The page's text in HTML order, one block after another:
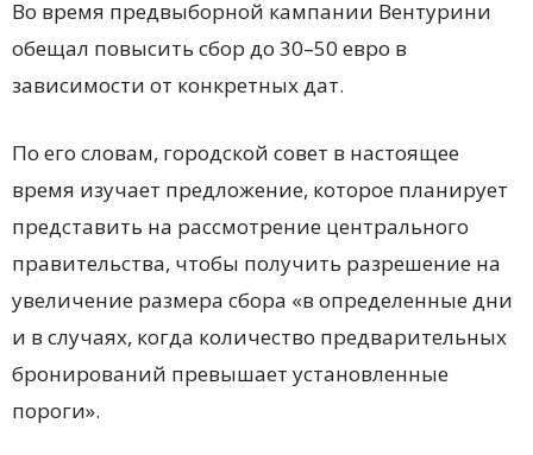
Во время предвыборной кампании Вентурини
обещал повысить сбор до 30–50 евро в
зависимости от конкретных дат.
По его словам, городской совет в настоящее
время изучает предложение, которое планирует
представить на рассмотрение центрального
правительства, чтобы получить разрешение на
увеличение размера сбора «в определенные дни
и в случаях, когда количество предварительных
бронирований превышает установленные
пороги».